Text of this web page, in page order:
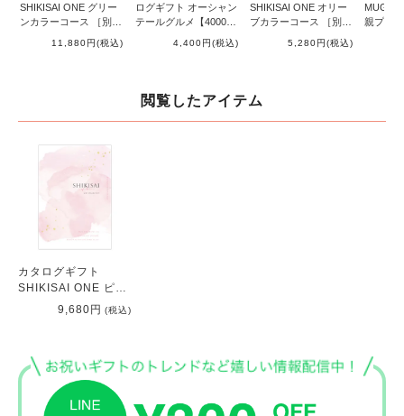
SHIKISAI ONE グリー
ンカラーコース ［別配
11,880円(税込)
ログギフト オーシャン
テールグルメ【4000円
［別配送G］
4,400円(税込)
SHIKISAI ONE オリー
ブカラーコース ［別配
5,280円(税込)
MUG（
親プレ
閲覧したアイテム
カタログギフト
SHIKISAI ONE ピン
クカラーコース ［別
9,680円 (税込)